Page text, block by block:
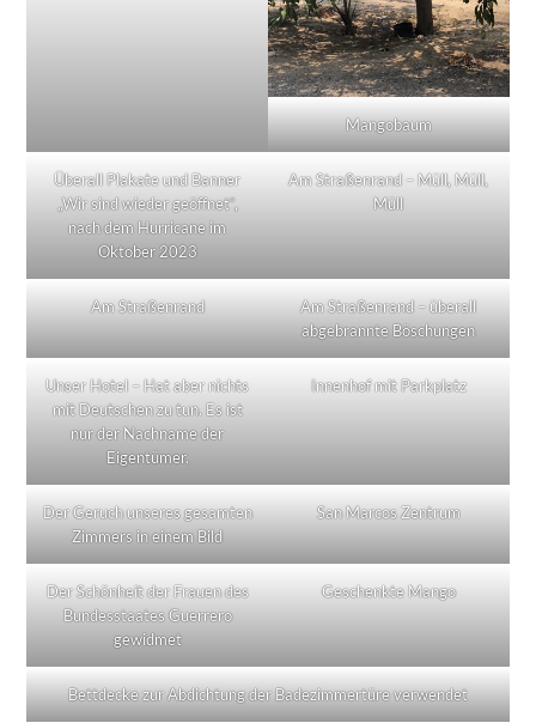
Mangobaum
Überall Plakate und Banner
„Wir sind wieder geöffnet“,
nach dem Hurricane im
Oktober 2023
Am Straßenrand – Müll, Müll,
Müll
Am Straßenrand
Am Straßenrand – überall
abgebrannte Böschungen
Unser Hotel – Hat aber nichts
mit Deutschen zu tun. Es ist
nur der Nachname der
Eigentümer.
Innenhof mit Parkplatz
Der Geruch unseres gesamten
Zimmers in einem Bild
San Marcos Zentrum
Der Schönheit der Frauen des
Bundesstaates Guerrero
gewidmet
Geschenkte Mango
Bettdecke zur Abdichtung der Badezimmertüre verwendet